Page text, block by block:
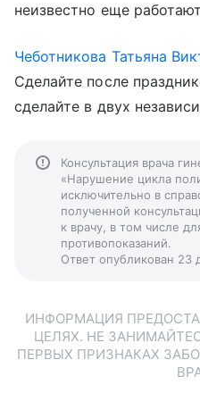
неизвестно еще
Чеботникова Татьяна
Сделайте после
сделайте в двух
Консультация врача
«Нарушение цикла
исключительно в
полученной
к врачу, в том числе
противопоказаний.
Ответ опубликован 23
ИНФОРМАЦИЯ
ЦЕЛЯХ. НЕ
ПЕРВЫХ ПРИЗНАКАХ